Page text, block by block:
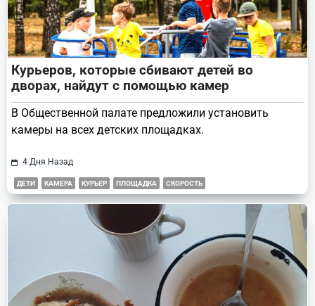
Курьеров, которые сбивают детей во
дворах, найдут с помощью камер
В Общественной палате предложили установить
камеры на всех детских площадках.
4 Дня Назад
ДЕТИ КАМЕРА КУРЬЕР ПЛОЩАДКА СКОРОСТЬ